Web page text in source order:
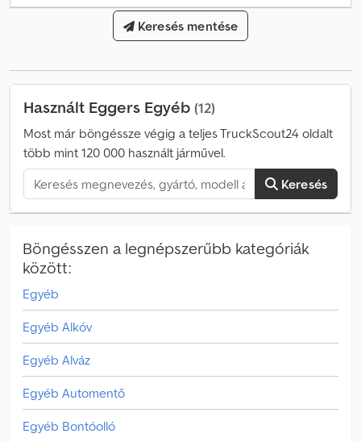
Gumiabroncs méret: 445/65R22.5 Felfüggesztés: légrugózás
Cjdpfx Aaeu U Ed Togsrf Meghajtás: kerék Saját tömeg: 8 320 kg
Hasznos teher: 26 680 kg Megengedett össztömeg: 35 000 kg
Keresés mentése
Használt Eggers Egyéb (12)
Most már böngéssze végig a teljes TruckScout24 oldalt
több mint 120 000 használt járművel.
Keresés
Böngésszen a legnépszerűbb kategóriák
között:
Egyéb
Egyéb Alkóv
Egyéb Alváz
Egyéb Automentő
Egyéb Bontóolló